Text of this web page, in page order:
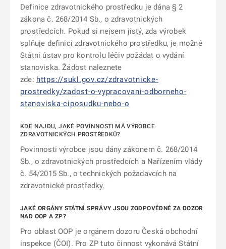
Definice zdravotnického prostředku je dána § 2
zákona č. 268/2014 Sb., o zdravotnických
prostředcích. Pokud si nejsem jistý, zda výrobek
splňuje definici zdravotnického prostředku, je možné
Státní ústav pro kontrolu léčiv požádat o vydání
stanoviska. Žádost naleznete
zde: https://sukl.gov.cz/zdravotnicke-
prostredky/zadost-o-vypracovani-odborneho-
stanoviska-ciposudku-nebo-o
KDE NAJDU, JAKÉ POVINNOSTI MÁ VÝROBCE
ZDRAVOTNICKÝCH PROSTŘEDKŮ?
Povinnosti výrobce jsou dány zákonem č. 268/2014
Sb., o zdravotnických prostředcích a Nařízením vlády
č. 54/2015 Sb., o technických požadavcích na
zdravotnické prostředky.
JAKÉ ORGÁNY STÁTNÍ SPRÁVY JSOU ZODPOVĚDNÉ ZA DOZOR
NAD OOP A ZP?
Pro oblast OOP je orgánem dozoru Česká obchodní
inspekce (ČOI). Pro ZP tuto činnost vykonává Státní